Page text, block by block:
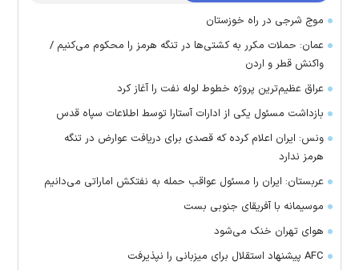
موج شرجی در راه خوزستان
عمان: حملات مکرر به کشتی‌ها در تنگه هرمز را محکوم می‌کنیم /
واکنش قطر و اردن
عراق عظیم‌ترین پروژه خطوط لوله نفت را آغاز کرد
بازداشت مسئول یکی از ادارات آستارا توسط اطلاعات سپاه قدس
ونس: ایران اعلام کرده که قصدی برای دریافت عوارض در تنگه
هرمز ندارد
عربستان: ایران را مسئول عواقب حمله به نفتکش اماراتی می‌دانیم
موسیمانه با آفریقای جنوبی بست
هوای تهران خنک می‌شود
AFC پیشنهاد استقلال برای میزبانی را نپذیرفت